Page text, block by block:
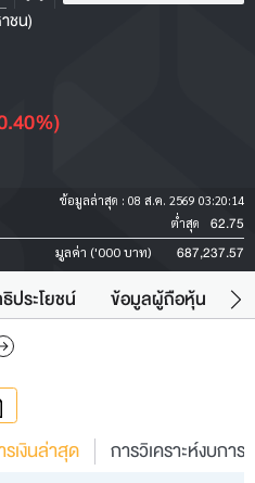
ชน)
ข้อมูลล่าสุด : 08 ส.ค. 2569 03:20:14
ต่ำสุด 62.75
มูลค่า ('000 บาท) 687,237.57
ประโยชน์ ข้อมูลผู้ถือหุ้น
เงินล่าสุด การวิเคราะห์งบการ